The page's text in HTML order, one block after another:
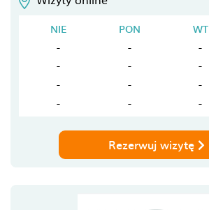
NIE PON WT
-
- -
-
- -
-
- -
-
- -
Rezerwuj wizytę